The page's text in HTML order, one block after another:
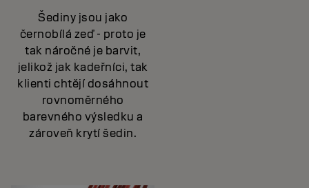
Šediny jsou jako
černobílá zeď - proto je
tak náročné je barvit,
jelikož jak kadeřníci, tak
klienti chtějí dosáhnout
rovnoměrného
barevného výsledku a
zároveň krytí šedin.